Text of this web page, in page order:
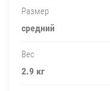
Размер
средний
Вес
2.9 кг